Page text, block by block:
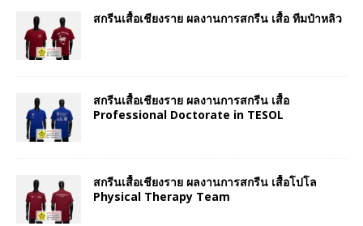
สกรีนเสื้อเชียงราย ผลงานการสกรีน เสื้อ ทีมป๋าหลิว
สกรีนเสื้อเชียงราย ผลงานการสกรีน เสื้อ
Professional Doctorate in TESOL
สกรีนเสื้อเชียงราย ผลงานการสกรีน เสื้อโปโล
Physical Therapy Team